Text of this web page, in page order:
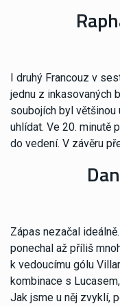
I druhý Francouz v
jednu z inkasovaných
soubojích byl
uhlídat. Ve 20. minutě
do vedení. V závěru
Zápas nezačal
ponechal až příliš
k vedoucímu gólu
kombinace s
Jak jsme u něj zvyklí,